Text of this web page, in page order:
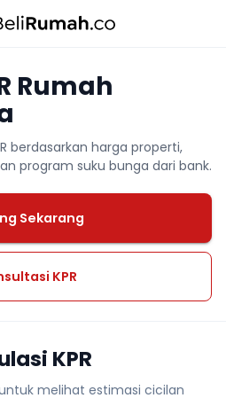
Rumah
berdasarkan harga properti,
program suku bunga dari bank.
Sekarang
KPR
KPR
melihat estimasi cicilan